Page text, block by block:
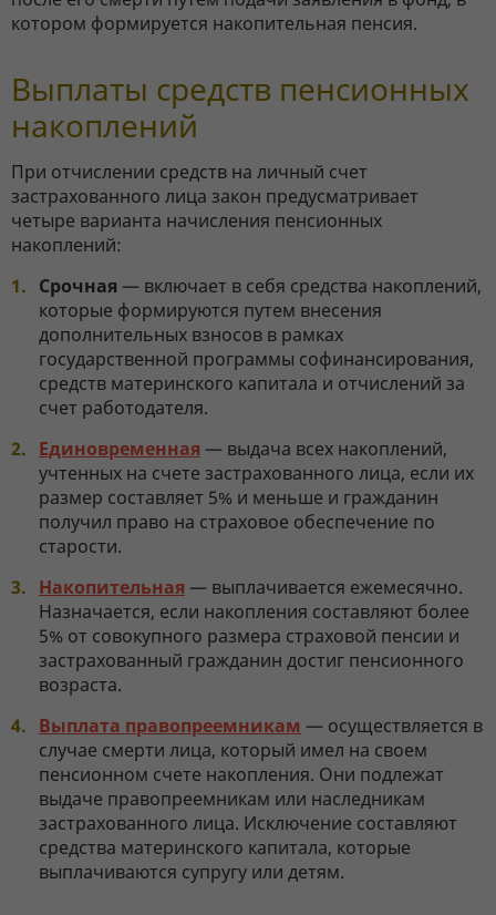
котором формируется накопительная пенсия.
Выплаты средств пенсионных
накоплений
При отчислении средств на личный счет
застрахованного лица закон предусматривает
четыре варианта начисления пенсионных
накоплений:
Срочная — включает в себя средства накоплений,
которые формируются путем внесения
дополнительных взносов в рамках
государственной программы софинансирования,
средств материнского капитала и отчислений за
счет работодателя.
Единовременная — выдача всех накоплений,
учтенных на счете застрахованного лица, если их
размер составляет 5% и меньше и гражданин
получил право на страховое обеспечение по
старости.
Накопительная — выплачивается ежемесячно.
Назначается, если накопления составляют более
5% от совокупного размера страховой пенсии и
застрахованный гражданин достиг пенсионного
возраста.
Выплата правопреемникам — осуществляется в
случае смерти лица, который имел на своем
пенсионном счете накопления. Они подлежат
выдаче правопреемникам или наследникам
застрахованного лица. Исключение составляют
средства материнского капитала, которые
выплачиваются супругу или детям.